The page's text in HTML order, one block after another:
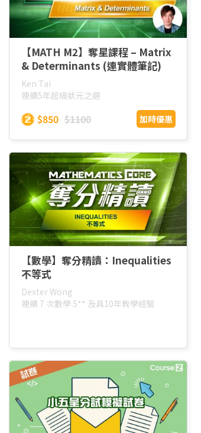
【MATH M2】奪星課程 – Matrix
& Determinants (連實體筆記)
Ken Tai
連續5年超級狀元之選
$850 $1100 加時優惠
【數學】奪分精讀：Inequalities
不等式
Dexter Wong
連續 7 次數學 5** 及具10年教學經驗